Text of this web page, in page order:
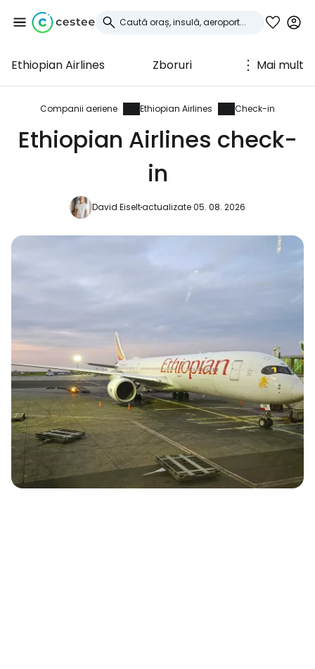
Ethiopian Airlines Zboruri Mai mult
Companii aeriene Ethiopian Airlines Check-in
Ethiopian Airlines check-
in
David Eiseltactualizate 05. 08. 2026
Conectați-vă la
Cestee
... comunitatea mondială a călătorilor
Continuați cu e-mailul